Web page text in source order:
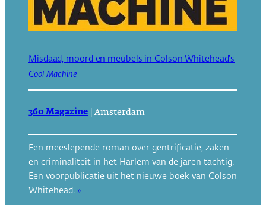
Misdaad, moord en meubels in Colson Whitehead’s
Cool Machine
360 Magazine Amsterdam
Een meeslepende roman over gentrificatie, zaken
en criminaliteit in het Harlem van de jaren tachtig.
Een voorpublicatie uit het nieuwe boek van Colson
Whitehead. »